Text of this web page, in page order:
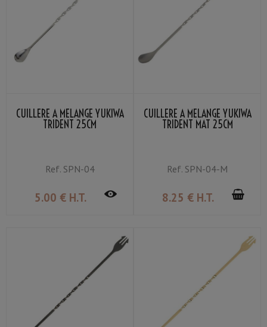
CUILLÈRE À MÉLANGE YUKIWA
TRIDENT 25CM
Ref.SPN-04
5.00 € H.T.
CUILLÈRE À MÉLANGE YUKIWA
TRIDENT MAT 25CM
Ref. SPN-04-M
8.25 € H.T.